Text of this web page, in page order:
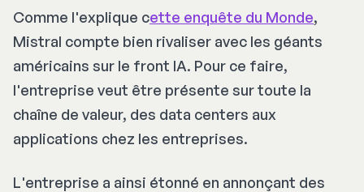
Comme l'explique cette enquête du Monde,
Mistral compte bien rivaliser avec les géants
américains sur le front IA. Pour ce faire,
l'entreprise veut être présente sur toute la
chaîne de valeur, des data centers aux
applications chez les entreprises.
L'entreprise a ainsi étonné en annonçant des